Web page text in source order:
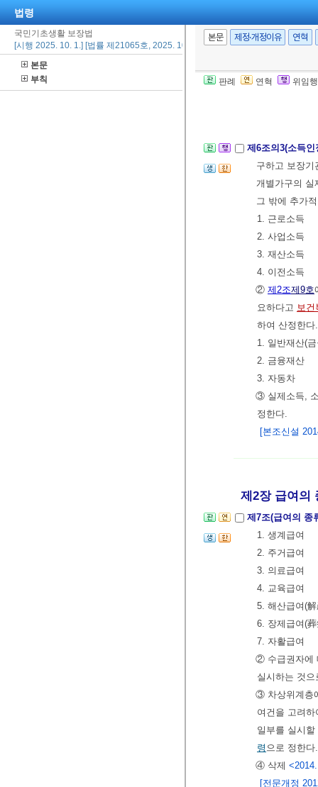
법령
국민기초생활 보장법
[시행 2025. 10. 1.] [법률 제21065호, 2025. 10. 1., 타법개정]
본문
부칙
본문 제정·개정이유 연혁
판례 연혁 위임
최근 가구소득
② 그 밖에 가
중앙생활보장
제6조의3(소득
구하고 보장
개별가구의
그 밖에 추가
1. 근로소득
2. 사업소득
3. 재산소득
4. 이전소득
② 제2조제9호
요하다고 보
하여 산정한
1. 일반재산(
2. 금융재산
3. 자동차
③ 실제소득,
정한다.
[본조신설
제2장 급여의
제7조(급여의 종
1. 생계급여
2. 주거급여
3. 의료급여
4. 교육급여
5. 해산급여(
6. 장제급여(
7. 자활급여
② 수급권자에
실시하는 것
③ 차상위계층
여건을 고려
일부를 실시
령 으로 정한다.
④ 삭제
[전문개정